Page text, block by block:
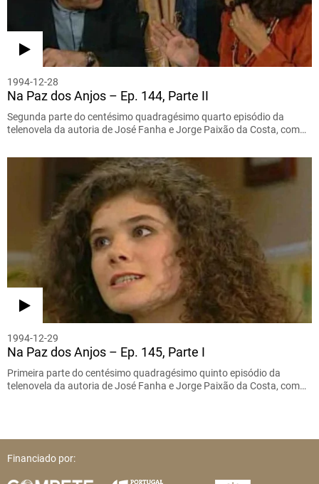
1994-12-28
Na Paz dos Anjos – Ep. 144, Parte II
Segunda parte do centésimo quadragésimo quarto episódio da
telenovela da autoria de José Fanha e Jorge Paixão da Costa, com…
1994-12-29
Na Paz dos Anjos – Ep. 145, Parte I
Primeira parte do centésimo quadragésimo quinto episódio da
telenovela da autoria de José Fanha e Jorge Paixão da Costa, com…
Financiado por: